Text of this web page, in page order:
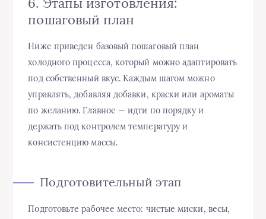
пошаговый план
Ниже приведен базовый пошаговый план
холодного процесса, который можно адаптировать
под собственный вкус. Каждым шагом можно
управлять, добавляя добавки, краски или ароматы
по желанию. Главное — идти по порядку и
держать под контролем температуру и
консистенцию массы.
Подготовительный этап
Подготовьте рабочее место: чистые миски, весы,